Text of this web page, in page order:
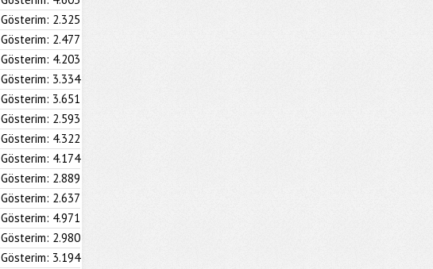
Gösterim: 2.325
Gösterim: 2.477
Gösterim: 4.203
Gösterim: 3.334
Gösterim: 3.651
Gösterim: 2.593
Gösterim: 4.322
Gösterim: 4.174
Gösterim: 2.889
Gösterim: 2.637
Gösterim: 4.971
Gösterim: 2.980
Gösterim: 3.194